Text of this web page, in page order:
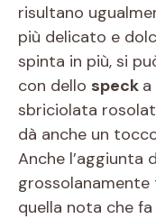
risultano
più delicato e
spinta in più, si
con dello speck
sbriciolata
dà anche un
Anche l’aggiunta
quella nota che